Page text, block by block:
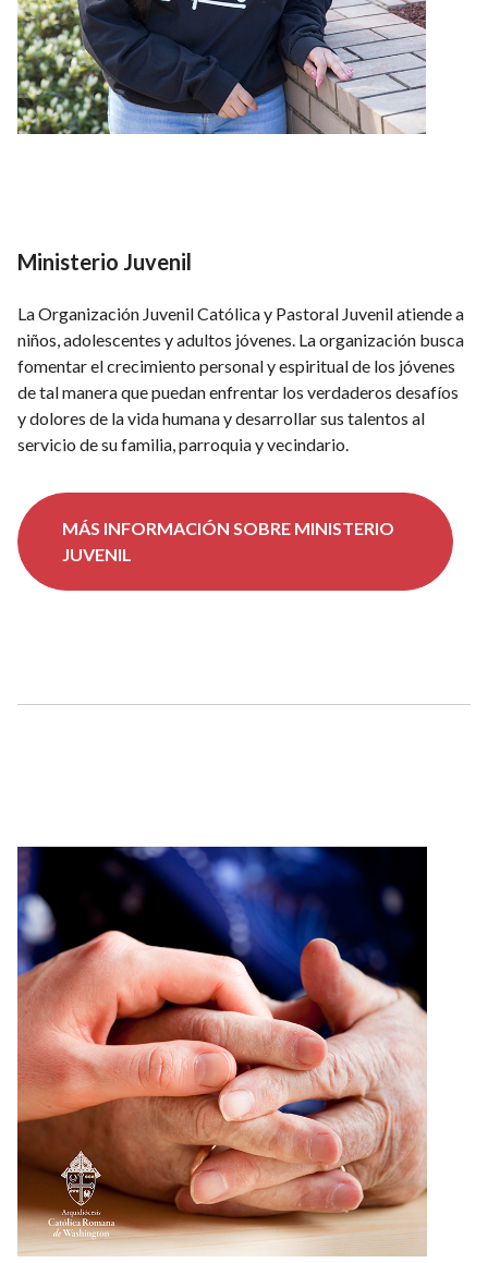
Ministerio Juvenil
La Organización Juvenil Católica y Pastoral Juvenil atiende a
niños, adolescentes y adultos jóvenes. La organización busca
fomentar el crecimiento personal y espiritual de los jóvenes
de tal manera que puedan enfrentar los verdaderos desafíos
y dolores de la vida humana y desarrollar sus talentos al
servicio de su familia, parroquia y vecindario.
MÁS INFORMACIÓN SOBRE MINISTERIO
JUVENIL